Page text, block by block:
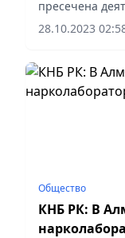
пресечена
которой
наркотиков в
28.10.2023
Общество
КНБ РК: В